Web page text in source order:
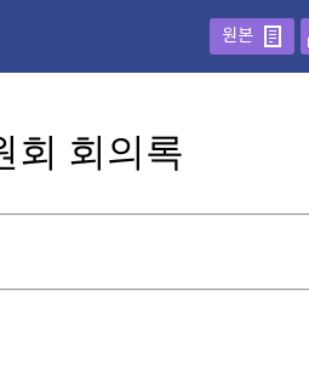
원본
회 회의록